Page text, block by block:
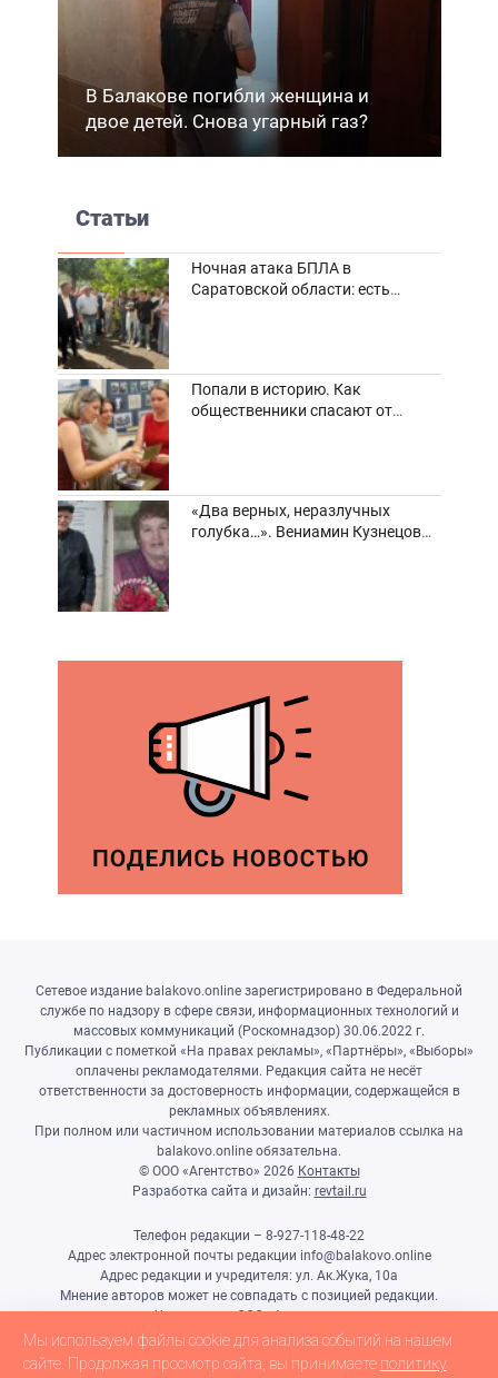
В Балакове погибли женщина и
двое детей. Снова угарный газ?
Статьи
Ночная атака БПЛА в
Саратовской области: есть
Попали в историю. Как
общественники спасают от
«Два верных, неразлучных
голубка…». Вениамин Кузнецов
Сетевое издание balakovo.online зарегистрировано в Федеральной
службе по надзору в сфере связи, информационных технологий и
массовых коммуникаций (Роскомнадзор) 30.06.2022 г.
Публикации с пометкой «На правах рекламы», «Партнёры», «Выборы»
оплачены рекламодателями. Редакция сайта не несёт
ответственности за достоверность информации, содержащейся в
рекламных объявлениях.
При полном или частичном использовании материалов ссылка на
balakovo.online обязательна.
© ООО «Агентство» 2026 Контакты
Разработка сайта и дизайн: revtail.ru
Телефон редакции – 8-927-118-48-22
Адрес электронной почты редакции info@balakovo.online
Адрес редакции и учредителя: ул. Ак.Жука, 10а
Мнение авторов может не совпадать с позицией редакции.
Учредитель: ООО «Агентство»
Гл.редактор Ивлиева Н.Н.
Настоящий ресурс может содержать материалы 18+
Мы используем файлы cookie для анализа событий на нашем
сайте. Продолжая просмотр сайта, вы принимаете политику